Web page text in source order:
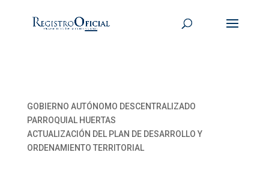
GOBIERNO AUTÓNOMO DESCENTRALIZADO
PARROQUIAL HUERTAS
ACTUALIZACIÓN DEL PLAN DE DESARROLLO Y
ORDENAMIENTO TERRITORIAL